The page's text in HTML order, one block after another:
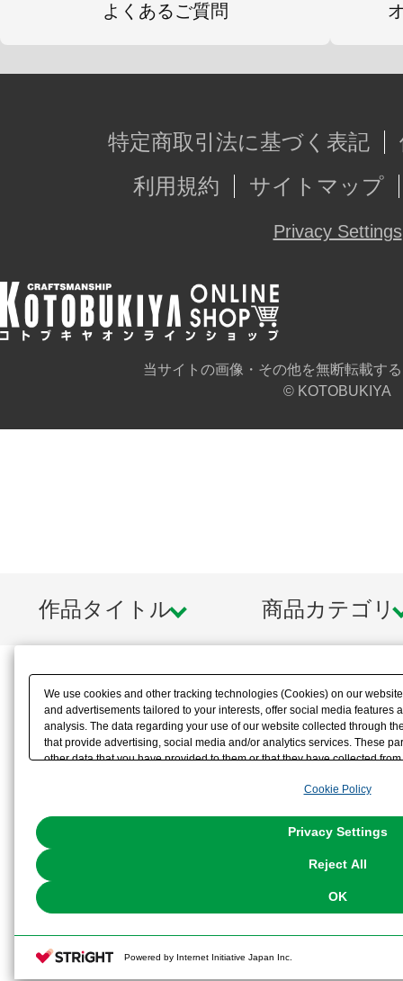
よくあるご質問
特定商取引法に基づく表記
利用規約
サイトマップ
Privacy Settings
当サイトの画像・その他を無断転載す
© KOTOBUKIYA
作品タイトル 商品カテゴリ
We use cookies and other tracking technologies (Cookies) on our
and advertisements tailored to your interests, offer social media features
analysis. The data regarding your use of our website collected through
that provide advertising, social media and/or analytics services. These
other data that you have provided to them or that they have collected
the use of all Cookies except for Strictly Necessary Cookies, please
You can change your consent or rejection settings at any time via
Cookie Policy
Privacy Settings
Reject All
OK
Powered by Internet Initiative Japan Inc.